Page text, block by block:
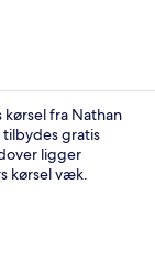
fra Nathan
tilbydes gratis
ligger
kørsel væk.